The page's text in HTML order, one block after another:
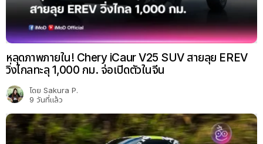
หลุดภาพภายใน! Chery iCaur V25 SUV สายลุย EREV
วิ่งไกลทะลุ 1,000 กม. จ่อเปิดตัวในจีน
โดย Sakura P.
9 วันที่แล้ว